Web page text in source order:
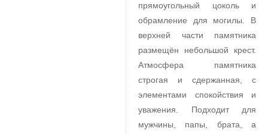
прямоугольный цоколь и
обрамление для могилы. В
верхней части памятника
размещён небольшой крест.
Атмосфера памятника
строгая и сдержанная, с
элементами спокойствия и
уважения. Подходит для
мужчины, папы, брата, а